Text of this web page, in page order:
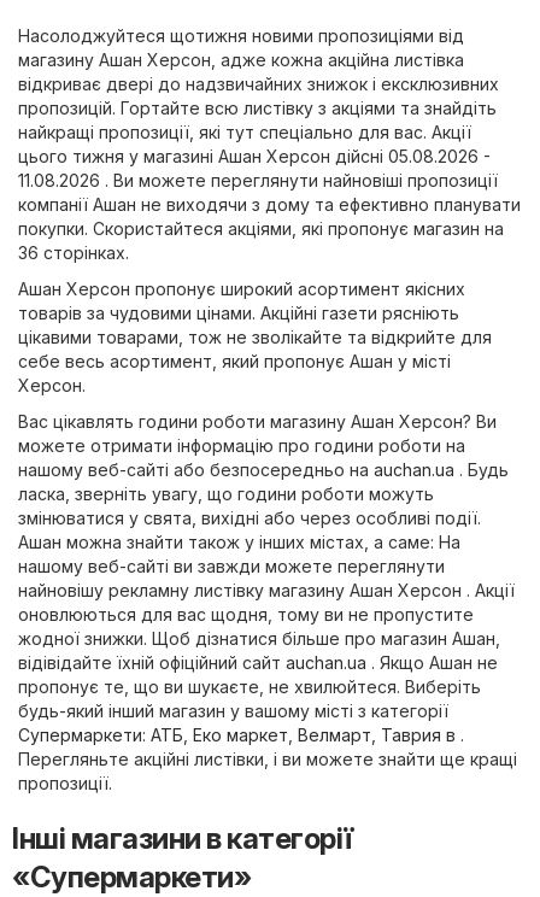
Насолоджуйтеся щотижня новими пропозиціями від
магазину Ашан Херсон, адже кожна акційна листівка
відкриває двері до надзвичайних знижок і ексклюзивних
пропозицій. Гортайте всю листівку з акціями та знайдіть
найкращі пропозиції, які тут спеціально для вас. Акції
цього тижня у магазині Ашан Херсон дійсні 05.08.2026 -
11.08.2026 . Ви можете переглянути найновіші пропозиції
компанії Ашан не виходячи з дому та ефективно планувати
покупки. Скористайтеся акціями, які пропонує магазин на
36 сторінках.
Ашан Херсон пропонує широкий асортимент якісних
товарів за чудовими цінами. Акційні газети рясніють
цікавими товарами, тож не зволікайте та відкрийте для
себе весь асортимент, який пропонує Ашан у місті
Херсон.
Вас цікавлять години роботи магазину Ашан Херсон? Ви
можете отримати інформацію про години роботи на
нашому веб-сайті або безпосередньо на auchan.ua . Будь
ласка, зверніть увагу, що години роботи можуть
змінюватися у свята, вихідні або через особливі події.
Ашан можна знайти також у інших містах, а саме: На
нашому веб-сайті ви завжди можете переглянути
найновішу рекламну листівку магазину Ашан Херсон . Акції
оновлюються для вас щодня, тому ви не пропустите
жодної знижки. Щоб дізнатися більше про магазин Ашан,
відівідайте їхній офіційний сайт auchan.ua . Якщо Ашан не
пропонує те, що ви шукаєте, не хвилюйтеся. Виберіть
будь-який інший магазин у вашому місті з категорії
Супермаркети: АТБ Еко маркет Велмарт Таврия в .
Перегляньте акційні листівки, і ви можете знайти ще кращі
пропозиції.
Інші магазини в категорії
«Супермаркети»